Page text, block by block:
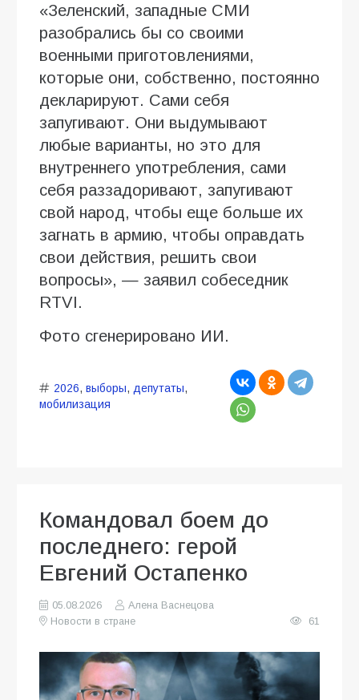
«Зеленский, западные СМИ
разобрались бы со своими
военными приготовлениями,
которые они, собственно, постоянно
декларируют. Сами себя
запугивают. Они выдумывают
любые варианты, но это для
внутреннего употребления, сами
себя раззадоривают, запугивают
свой народ, чтобы еще больше их
загнать в армию, чтобы оправдать
свои действия, решить свои
вопросы», — заявил собеседник
RTVI.
Фото сгенерировано ИИ.
2026, выборы, депутаты,
мобилизация
Командовал боем до
последнего: герой
Евгений Остапенко
05.08.2026
Алена Васнецова
Новости в стране
61